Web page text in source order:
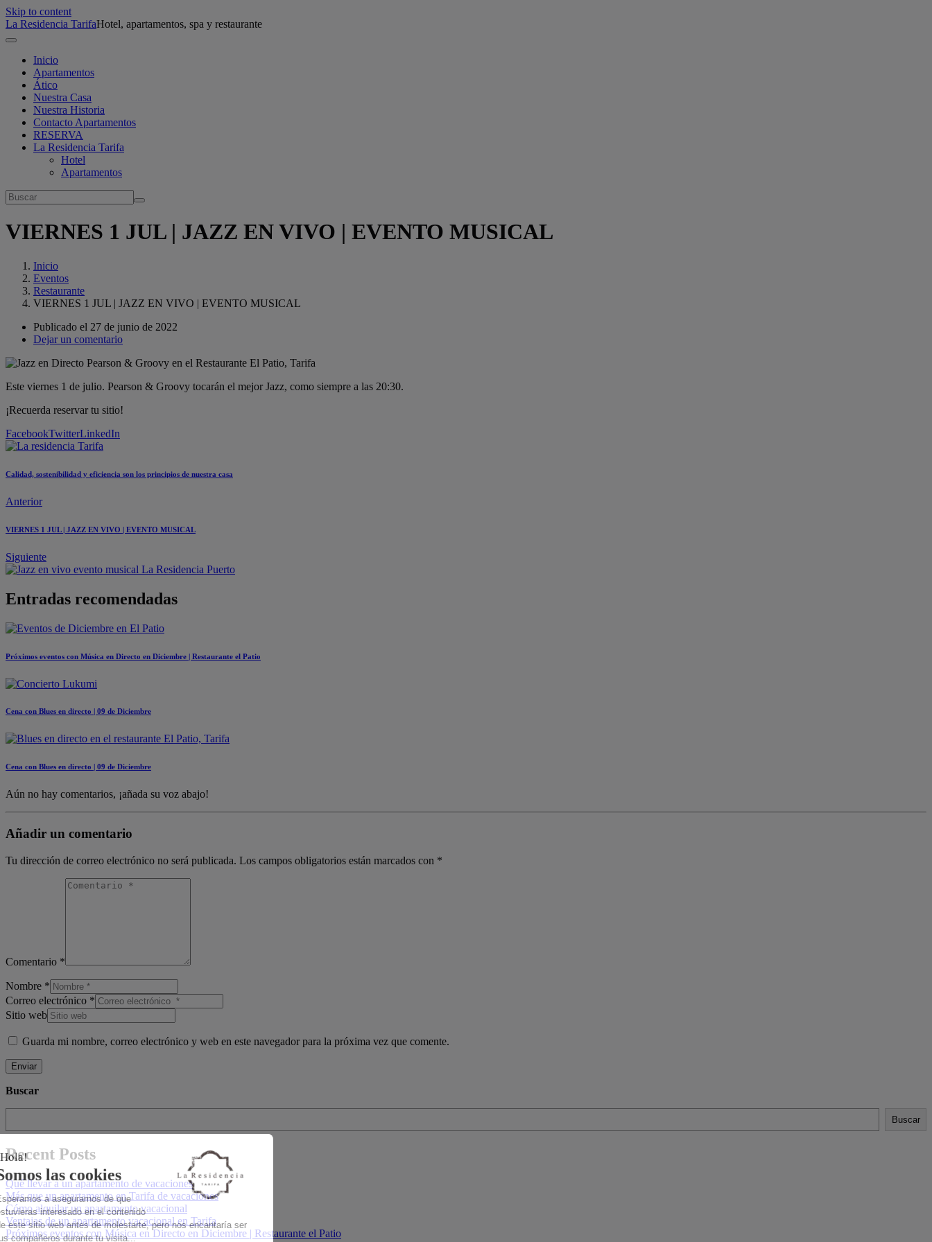
Skip to content
La Residencia TarifaHotel, apartamentos, spa y restaurante
Inicio
Apartamentos
Ático
Nuestra Casa
Nuestra Historia
Contacto Apartamentos
RESERVA
La Residencia Tarifa
Hotel
Apartamentos
VIERNES 1 JUL | JAZZ EN VIVO | EVENTO MUSICAL
Inicio
Eventos
Restaurante
VIERNES 1 JUL | JAZZ EN VIVO | EVENTO MUSICAL
Publicado el 27 de junio de 2022
Dejar un comentario
Este viernes 1 de julio. Pearson & Groovy tocarán el mejor Jazz, como siempre a las 20:30.
¡Recuerda reservar tu sitio!
FacebookTwitterLinkedIn
Calidad, sostenibilidad y eficiencia son los principios de nuestra casa
Anterior
VIERNES 1 JUL | JAZZ EN VIVO | EVENTO MUSICAL
Siguiente
Entradas recomendadas
Próximos eventos con Música en Directo en Diciembre | Restaurante el Patio
Cena con Blues en directo | 09 de Diciembre
Cena con Blues en directo | 09 de Diciembre
Aún no hay comentarios, ¡añada su voz abajo!
Añadir un comentario
Tu dirección de correo electrónico no será publicada. Los campos obligatorios están marcados con *
Comentario *
Nombre *
Correo electrónico *
Sitio web
Guarda mi nombre, correo electrónico y web en este navegador para la próxima vez que comente.
Enviar
Buscar
Buscar
Recent Posts
Qué llevar a un apartamento de vacaciones
Más que un apartamento en Tarifa de vacaciones
Cómo alquilar un apartamento vacacional
Ventajas de un apartamento vacacional en Tarifa
Próximos eventos con Música en Directo en Diciembre | Restaurante el Patio